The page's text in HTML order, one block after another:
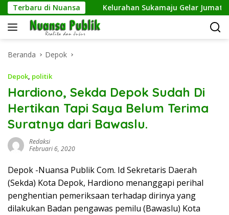
Langsung
ke
konten
Terbaru di Nuansa
Netrash Kelurahan Sukamaju Gelar Jumat Bersih
Beranda Depok
Depok, politik
Hardiono, Sekda Depok Sudah Di
Hertikan Tapi Saya Belum Terima
Suratnya dari Bawaslu.
Redaksi
Februari 6, 2020
Depok -Nuansa Publik Com. Id Sekretaris Daerah
(Sekda) Kota Depok, Hardiono menanggapi perihal
penghentian pemeriksaan terhadap dirinya yang
dilakukan Badan pengawas pemilu (Bawaslu) Kota